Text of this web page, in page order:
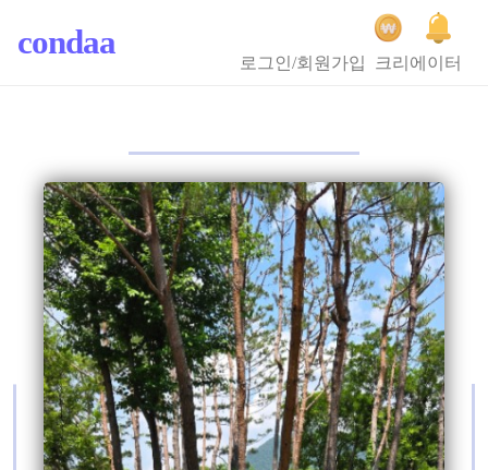
condaa
로그인/회원가입 크리에이터